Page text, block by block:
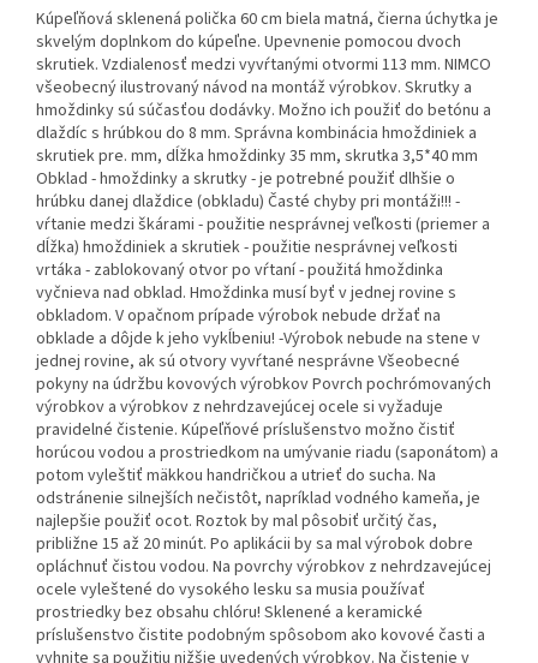
Kúpeľňová sklenená polička 60 cm biela matná, čierna úchytka je
skvelým doplnkom do kúpeľne. Upevnenie pomocou dvoch
skrutiek. Vzdialenosť medzi vyvŕtanými otvormi 113 mm. NIMCO
všeobecný ilustrovaný návod na montáž výrobkov. Skrutky a
hmoždinky sú súčasťou dodávky. Možno ich použiť do betónu a
dlaždíc s hrúbkou do 8 mm. Správna kombinácia hmoždiniek a
skrutiek pre. mm, dĺžka hmoždinky 35 mm, skrutka 3,5*40 mm
Obklad - hmoždinky a skrutky - je potrebné použiť dlhšie o
hrúbku danej dlaždice (obkladu) Časté chyby pri montáži!!! -
vŕtanie medzi škárami - použitie nesprávnej veľkosti (priemer a
dĺžka) hmoždiniek a skrutiek - použitie nesprávnej veľkosti
vrtáka - zablokovaný otvor po vŕtaní - použitá hmoždinka
vyčnieva nad obklad. Hmoždinka musí byť v jednej rovine s
obkladom. V opačnom prípade výrobok nebude držať na
obklade a dôjde k jeho vykĺbeniu! -Výrobok nebude na stene v
jednej rovine, ak sú otvory vyvŕtané nesprávne Všeobecné
pokyny na údržbu kovových výrobkov Povrch pochrómovaných
výrobkov a výrobkov z nehrdzavejúcej ocele si vyžaduje
pravidelné čistenie. Kúpeľňové príslušenstvo možno čistiť
horúcou vodou a prostriedkom na umývanie riadu (saponátom) a
potom vyleštiť mäkkou handričkou a utrieť do sucha. Na
odstránenie silnejších nečistôt, napríklad vodného kameňa, je
najlepšie použiť ocot. Roztok by mal pôsobiť určitý čas,
približne 15 až 20 minút. Po aplikácii by sa mal výrobok dobre
opláchnuť čistou vodou. Na povrchy výrobkov z nehrdzavejúcej
ocele vyleštené do vysokého lesku sa musia používať
prostriedky bez obsahu chlóru! Sklenené a keramické
príslušenstvo čistite podobným spôsobom ako kovové časti a